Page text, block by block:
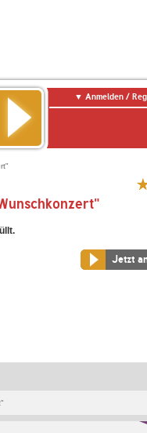
Anmelden /
Jetzt